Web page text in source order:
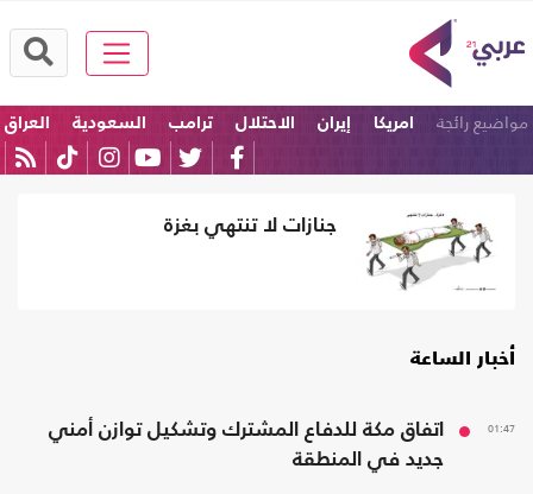
مواضيع رائجة امريكا إيران الاحتلال ترامب السعودية العراق
جنازات لا تنتهي بغزة
أخبار الساعة
01:47
اتفاق مكة للدفاع المشترك وتشكيل توازن أمني
جديد في المنطقة